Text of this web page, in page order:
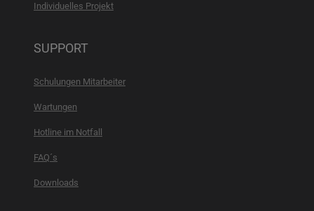
Individuelles Projekt
SUPPORT
Schulungen Mitarbeiter
Wartungen
Hotline im Notfall
FAQ´s
Downloads